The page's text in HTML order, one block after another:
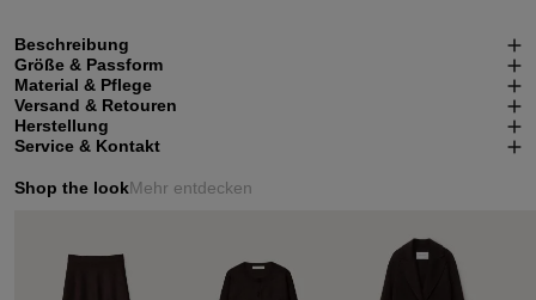
Beschreibung
Größe & Passform
Material & Pflege
Versand & Retouren
Herstellung
Service & Kontakt
Shop the lookMehr entdecken